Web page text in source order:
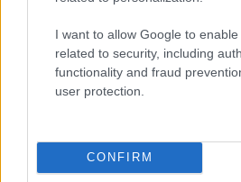
I want to allow Google to
related to security, including
functionality and fraud
user protection.
CONFIRM
Vignetta del 07/08/